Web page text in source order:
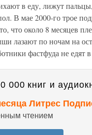
в еду, лижут
В мае 2000-го трое
что около 8 месяцев
лазают по ночам на
фастфуда не едят
000 книг и
Литрес
чтением